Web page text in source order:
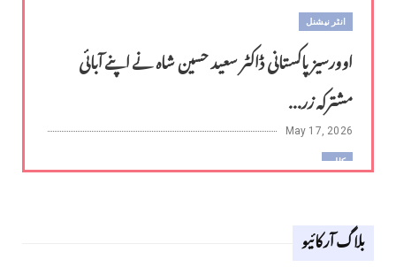
انٹر نیشنل
اوورسیز پاکستانی ڈاکٹر سعید حسین شاہ نے اپنے آبائی
مشترکہ زر...
May 17, 2026
کالم
Apr 18, 2026
بلاگ آرکائیو